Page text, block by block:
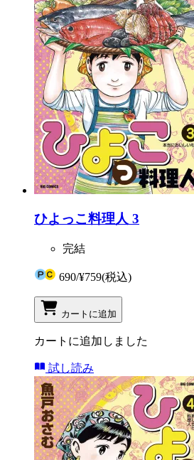
ひよっこ料理人 3
完結
690/¥759(税込)
カートに追加
カートに追加しました
試し読み